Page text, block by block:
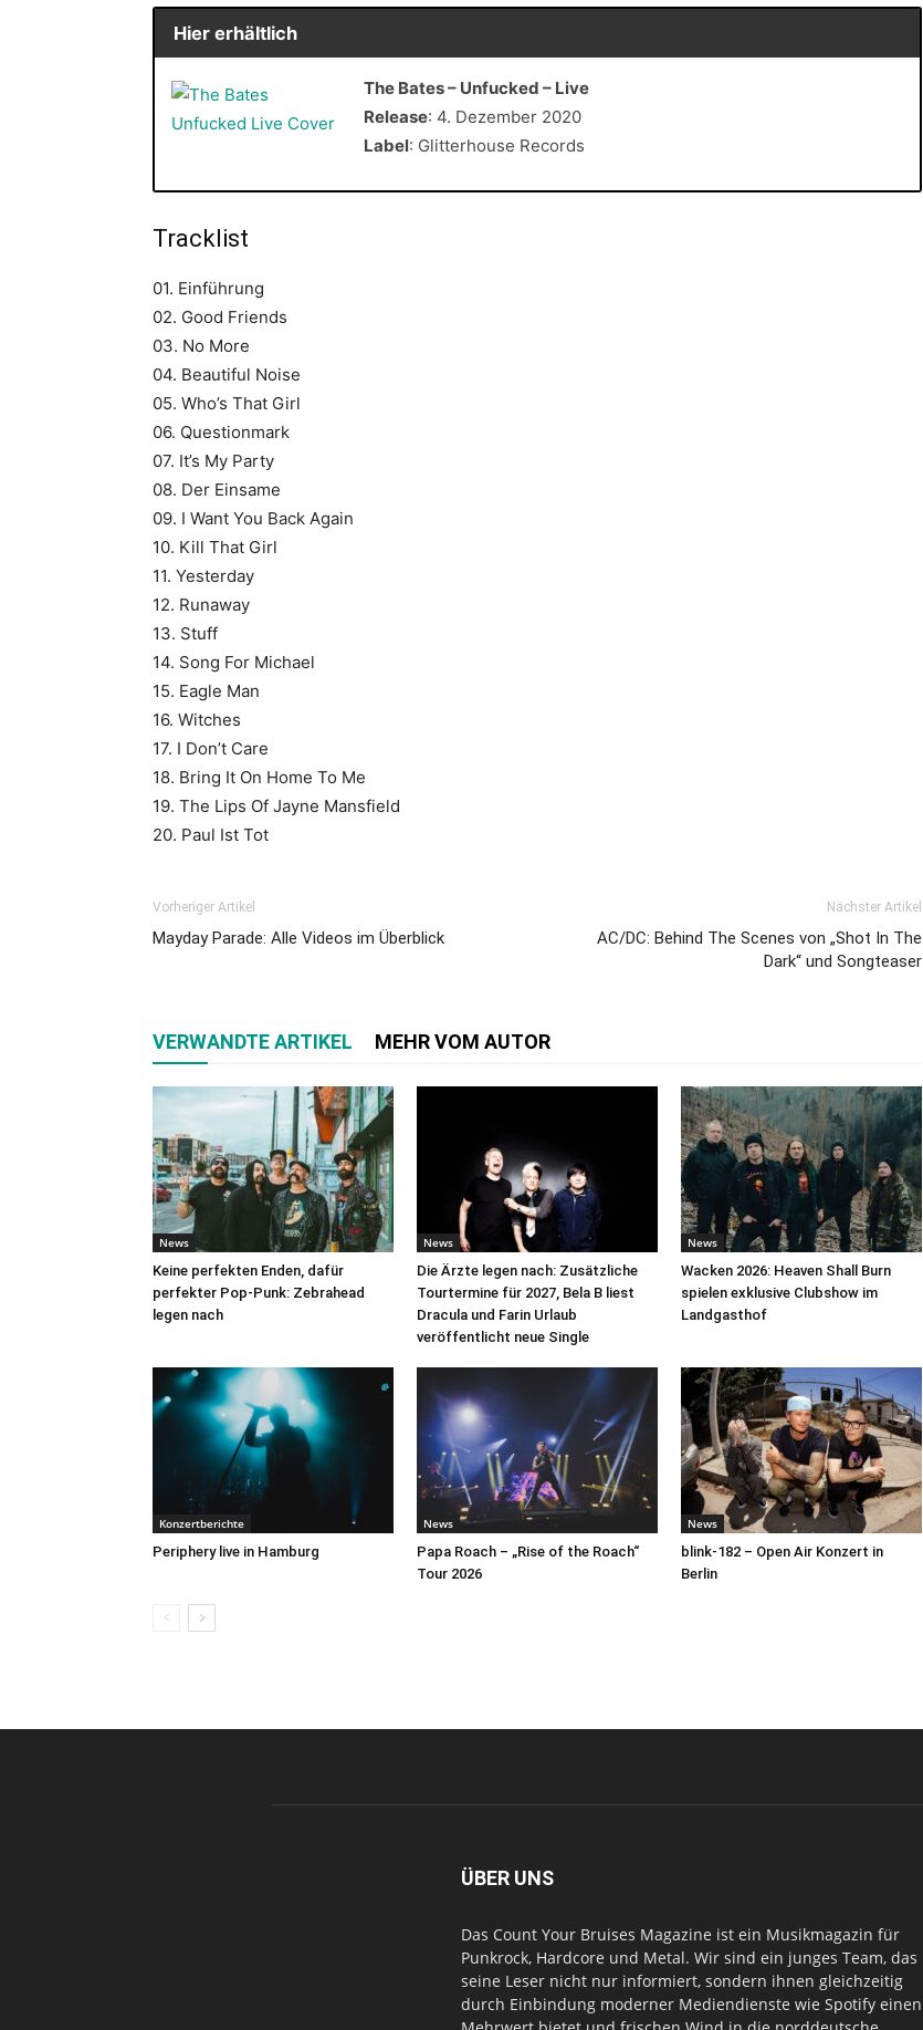
Hier erhältlich
The Bates – Unfucked – Live
Release: 4. Dezember 2020
Label: Glitterhouse Records
Tracklist
01. Einführung
02. Good Friends
03. No More
04. Beautiful Noise
05. Who’s That Girl
06. Questionmark
07. It’s My Party
08. Der Einsame
09. I Want You Back Again
10. Kill That Girl
11. Yesterday
12. Runaway
13. Stuff
14. Song For Michael
15. Eagle Man
16. Witches
17. I Don’t Care
18. Bring It On Home To Me
19. The Lips Of Jayne Mansfield
20. Paul Ist Tot
Vorheriger Artikel
Mayday Parade: Alle Videos im Überblick
Nächster Artikel
AC/DC: Behind The Scenes von „Shot In The
Dark“ und Songteaser
VERWANDTE ARTIKEL MEHR VOM AUTOR
News
Keine perfekten Enden, dafür
perfekter Pop-Punk: Zebrahead
legen nach
News
Die Ärzte legen nach: Zusätzliche
Tourtermine für 2027, Bela B liest
Dracula und Farin Urlaub
veröffentlicht neue Single
News
Wacken 2026: Heaven Shall Burn
spielen exklusive Clubshow im
Landgasthof
Konzertberichte
Periphery live in Hamburg
News
Papa Roach – „Rise of the Roach“
Tour 2026
News
blink-182 – Open Air Konzert in
Berlin
ÜBER UNS
Das Count Your Bruises Magazine ist ein Musikmagazin für
Punkrock, Hardcore und Metal. Wir sind ein junges Team, das
seine Leser nicht nur informiert, sondern ihnen gleichzeitig
durch Einbindung moderner Mediendienste wie Spotify einen